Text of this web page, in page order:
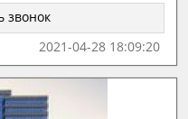
звонок
2021-04-28 18:09:20